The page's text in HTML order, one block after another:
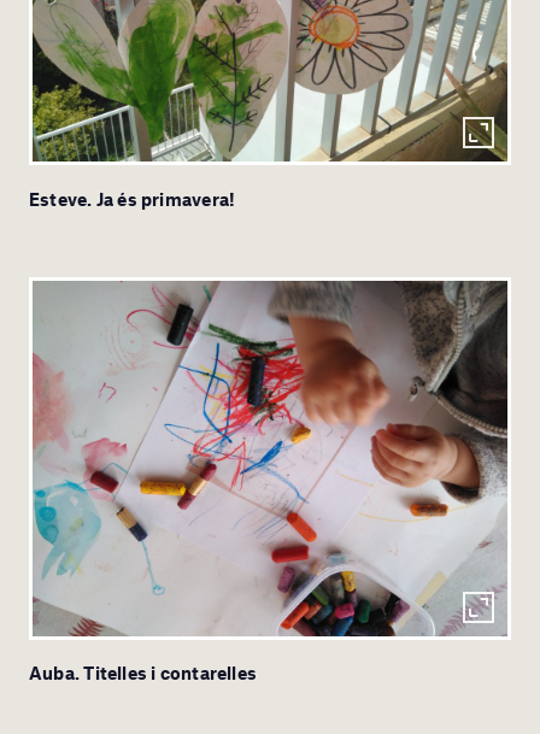
Esteve. Ja és primavera!
Auba. Titelles i contarelles